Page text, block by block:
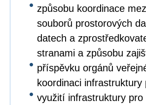
způsobu koordinace
souborů prostorových
datech a
stranami a způsobu
příspěvku orgánů
koordinaci
využití infrastruktury